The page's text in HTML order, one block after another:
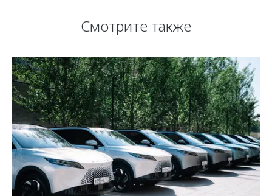
Смотрите также